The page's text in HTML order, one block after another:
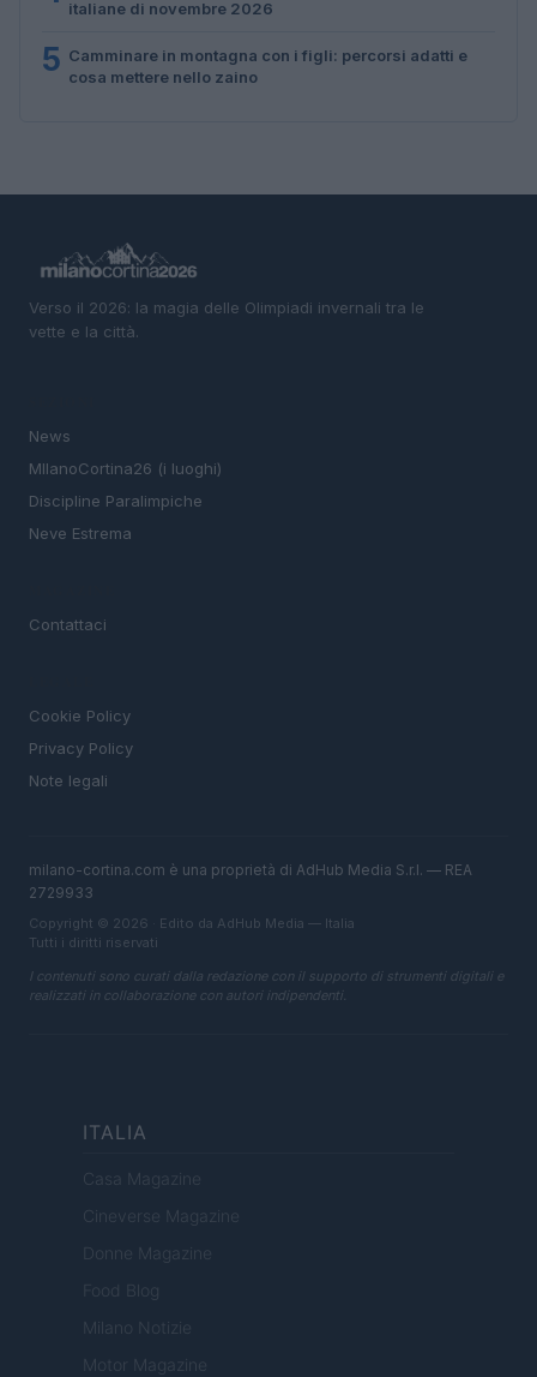
italiane di novembre 2026
5 Camminare in montagna con i figli: percorsi adatti e
cosa mettere nello zaino
Verso il 2026: la magia delle Olimpiadi invernali tra le
vette e la città.
News
MIlanoCortina26 (i luoghi)
Discipline Paralimpiche
Neve Estrema
Contattaci
Cookie Policy
Privacy Policy
Note legali
milano-cortina.com è una proprietà di AdHub Media S.r.l. — REA
2729933
Copyright © 2026 · Edito da AdHub Media — Italia
Tutti i diritti riservati
I contenuti sono curati dalla redazione con il supporto di strumenti digitali e
realizzati in collaborazione con autori indipendenti.
ITALIA
Casa Magazine
Cineverse Magazine
Donne Magazine
Food Blog
Milano Notizie
Motor Magazine